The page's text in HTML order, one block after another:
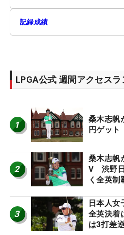
記録成績
LPGA公式 週間アクセス
1
桑木志帆
円ゲッ
2
桑木志帆
V 渋野日
く全英制
3
日本人
全英決
は3打差